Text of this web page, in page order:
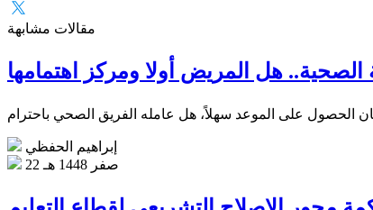
مقالات مشابهة
الصحية.. هل المريض أولا ومركز اهتمامها
إبراهيم الحفظي
22 صفر 1448 هـ